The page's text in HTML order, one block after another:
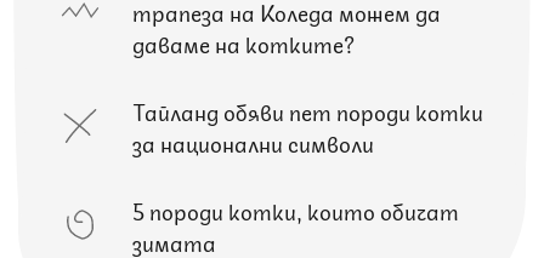
трапеза на Коледа можем да
даваме на котките?
Тайланд обяви пет породи котки
за национални символи
5 породи котки, които обичат
зимата